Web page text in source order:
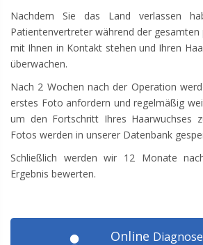
Nachdem Sie das Land verlassen
Patientenvertreter während der
mit Ihnen in Kontakt stehen und Ihren
überwachen.
Nach 2 Wochen nach der Operation
erstes Foto anfordern und regelmäßig
um den Fortschritt Ihres Haarwuchses
Fotos werden in unserer Datenbank
Schließlich werden wir 12 Monate
Ergebnis bewerten.
Online Diagnose